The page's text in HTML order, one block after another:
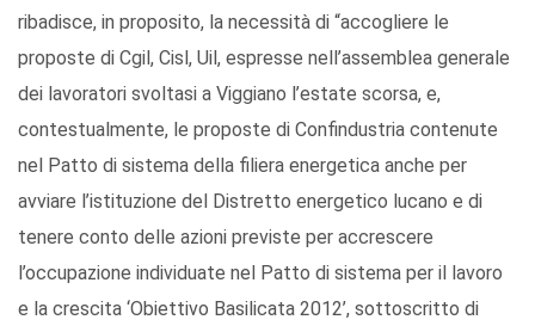
ribadisce, in proposito, la necessità di “accogliere le
proposte di Cgil, Cisl, Uil, espresse nell’assemblea generale
dei lavoratori svoltasi a Viggiano l’estate scorsa, e,
contestualmente, le proposte di Confindustria contenute
nel Patto di sistema della filiera energetica anche per
avviare l’istituzione del Distretto energetico lucano e di
tenere conto delle azioni previste per accrescere
l’occupazione individuate nel Patto di sistema per il lavoro
e la crescita ‘Obiettivo Basilicata 2012’, sottoscritto di